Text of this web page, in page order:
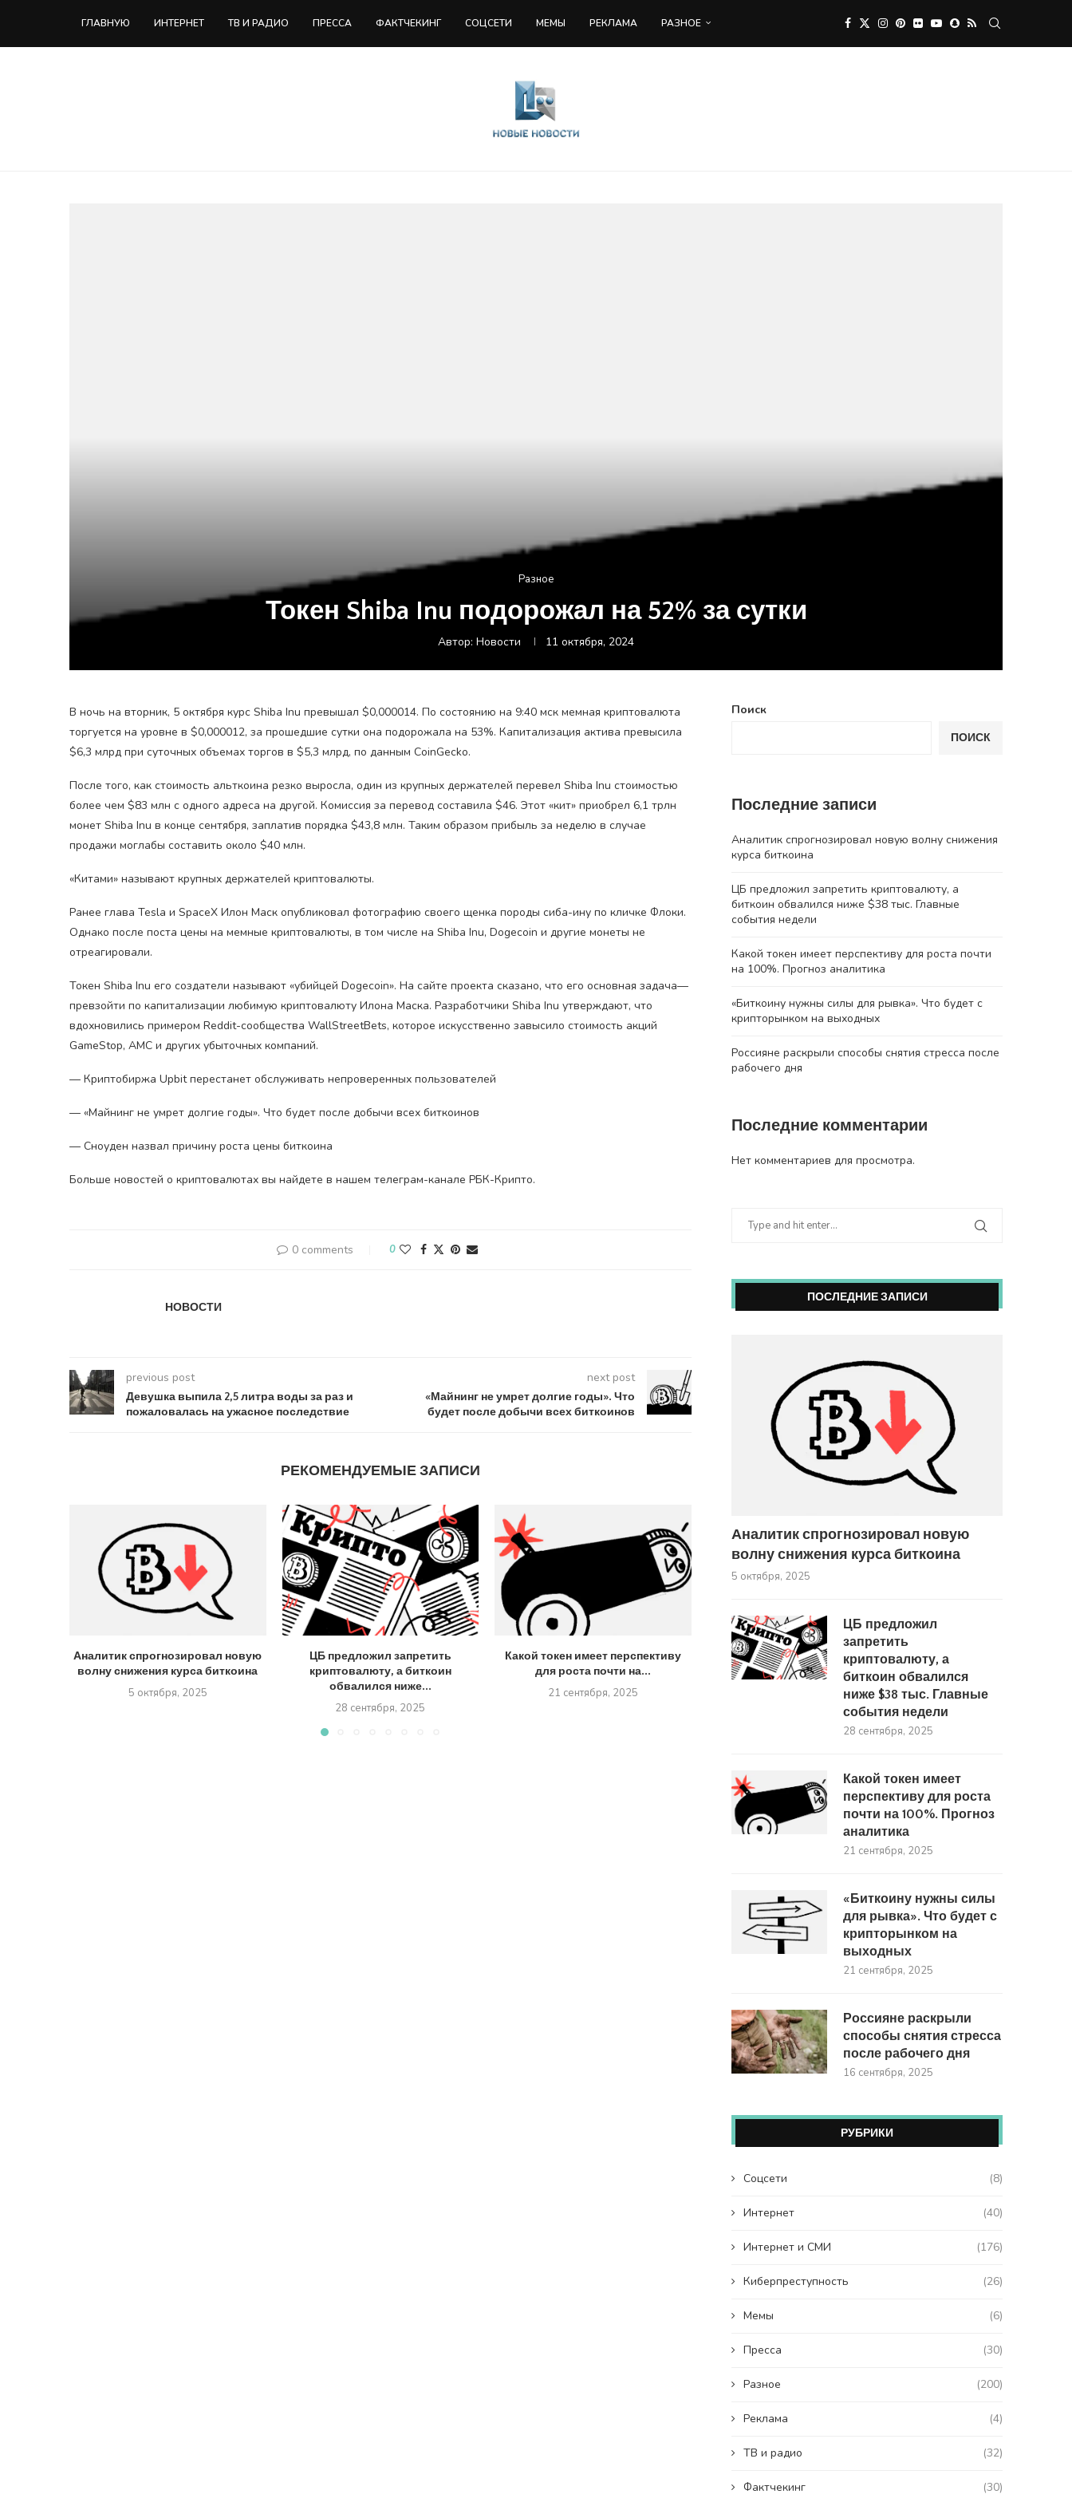
ГЛАВНУЮ ИНТЕРНЕТ ТВ И РАДИО ПРЕССА ФАКТЧЕКИНГ COЦСЕТИ МЕМЫ РЕКЛАМА РАЗНОЕ
Разное
Токен Shiba Inu подорожал на 52% за сутки
Автор: Новости 11 октября, 2024
В ночь на вторник, 5 октября курс Shiba Inu превышал $0,000014. По состоянию на 9:40 мск мемная криптовалюта
торгуется на уровне в $0,000012, за прошедшие сутки она подорожала на 53%. Капитализация актива превысила
$6,3 млрд при суточных объемах торгов в $5,3 млрд, по данным CoinGecko.
После того, как стоимость альткоина резко выросла, один из крупных держателей перевел Shiba Inu стоимостью
более чем $83 млн с одного адреса на другой. Комиссия за перевод составила $46. Этот «кит» приобрел 6,1 трлн
монет Shiba Inu в конце сентября, заплатив порядка $43,8 млн. Таким образом прибыль за неделю в случае
продажи моглабы составить около $40 млн.
«Китами» называют крупных держателей криптовалюты.
Ранее глава Tesla и SpaceX Илон Маск опубликовал фотографию своего щенка породы сиба-ину по кличке Флоки.
Однако после поста цены на мемные криптовалюты, в том числе на Shiba Inu, Dogecoin и другие монеты не
отреагировали.
Токен Shiba Inu его создатели называют «убийцей Dogecoin». На сайте проекта сказано, что его основная задача—
превзойти по капитализации любимую криптовалюту Илона Маска. Разработчики Shiba Inu утверждают, что
вдохновились примером Reddit-сообщества WallStreetBets, которое искусственно завысило стоимость акций
GameStop, AMC и других убыточных компаний.
— Криптобиржа Upbit перестанет обслуживать непроверенных пользователей
— «Майнинг не умрет долгие годы». Что будет после добычи всех биткоинов
— Сноуден назвал причину роста цены биткоина
Больше новостей о криптовалютах вы найдете в нашем телеграм-канале РБК-Крипто.
0 comments 0
НОВОСТИ
previous post
Девушка выпила 2,5 литра воды за раз и
пожаловалась на ужасное последствие
next post
«Майнинг не умрет долгие годы». Что
будет после добычи всех биткоинов
РЕКОМЕНДУЕМЫЕ ЗАПИСИ
Аналитик спрогнозировал новую
волну снижения курса биткоина
5 октября, 2025
ЦБ предложил запретить
криптовалюту, а биткоин
обвалился ниже...
28 сентября, 2025
Какой токен имеет перспективу
для роста почти на...
21 сентября, 2025
«Биткоину нужны силы для
рывка». Что будет с...
21 сентября, 2025
Новый обвал или начало
Почему биткоин
27 августа, 2025
Поиск
ПОИСК
Последние записи
Аналитик спрогнозировал новую волну снижения
курса биткоина
ЦБ предложил запретить криптовалюту, а
биткоин обвалился ниже $38 тыс. Главные
события недели
Какой токен имеет перспективу для роста почти
на 100%. Прогноз аналитика
«Биткоину нужны силы для рывка». Что будет с
крипторынком на выходных
Россияне раскрыли способы снятия стресса после
рабочего дня
Последние комментарии
Нет комментариев для просмотра.
ПОСЛЕДНИЕ ЗАПИСИ
Аналитик спрогнозировал новую
волну снижения курса биткоина
5 октября, 2025
ЦБ предложил
запретить
криптовалюту, а
биткоин обвалился
ниже $38 тыс. Главные
события недели
28 сентября, 2025
Какой токен имеет
перспективу для роста
почти на 100%. Прогноз
аналитика
21 сентября, 2025
«Биткоину нужны силы
для рывка». Что будет с
крипторынком на
выходных
21 сентября, 2025
Россияне раскрыли
способы снятия стресса
после рабочего дня
16 сентября, 2025
РУБРИКИ
Coцсети (8)
Интернет (40)
Интернет и СМИ (176)
Киберпреступность (26)
Мемы (6)
Пресса (30)
Разное (200)
Реклама (4)
ТВ и радио (32)
Фактчекинг (30)